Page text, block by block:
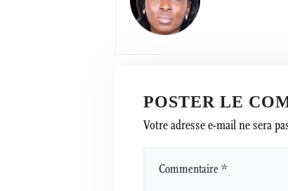
POSTER LE
Votre adresse e-mail ne sera